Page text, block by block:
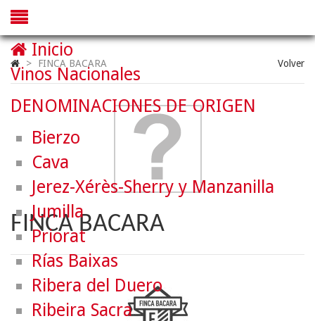
> FINCA BACARA Volver
FINCA BACARA
Inicio
Vinos Nacionales
DENOMINACIONES DE ORIGEN
Bierzo
Cava
Jerez-Xérès-Sherry y Manzanilla
Jumilla
Priorat
Rías Baixas
Ribera del Duero
Ribeira Sacra